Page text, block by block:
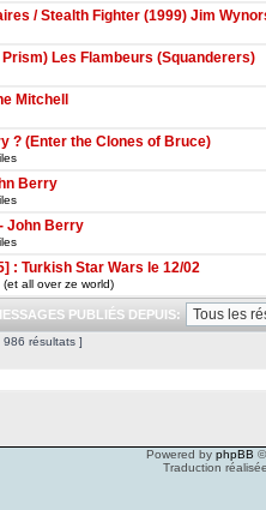
/ Stealth Fighter (1999) Jim
Les Flambeurs (Squanderers)
Mitchell
? (Enter the Clones of Bruce)
Berry
John Berry
: Turkish Star Wars le 12/02
all over ze world)
PUBLIÉS DEPUIS:
résultats ]
Powered by phpBB
Traduction